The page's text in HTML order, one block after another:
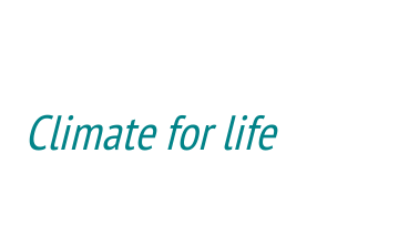
Climate for life